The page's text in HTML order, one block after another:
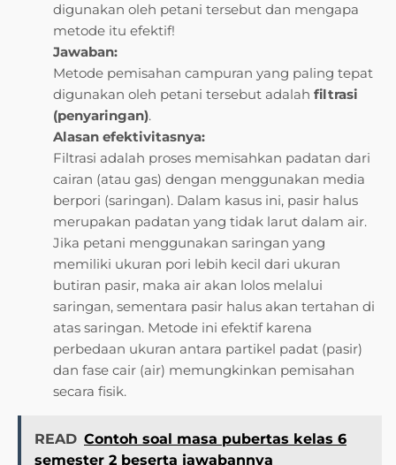
digunakan oleh petani tersebut dan mengapa
metode itu efektif!
Jawaban:
Metode pemisahan campuran yang paling tepat
digunakan oleh petani tersebut adalah filtrasi
(penyaringan).
Alasan efektivitasnya:
Filtrasi adalah proses memisahkan padatan dari
cairan (atau gas) dengan menggunakan media
berpori (saringan). Dalam kasus ini, pasir halus
merupakan padatan yang tidak larut dalam air.
Jika petani menggunakan saringan yang
memiliki ukuran pori lebih kecil dari ukuran
butiran pasir, maka air akan lolos melalui
saringan, sementara pasir halus akan tertahan di
atas saringan. Metode ini efektif karena
perbedaan ukuran antara partikel padat (pasir)
dan fase cair (air) memungkinkan pemisahan
secara fisik.
READ Contoh soal masa pubertas kelas 6
semester 2 beserta jawabannya